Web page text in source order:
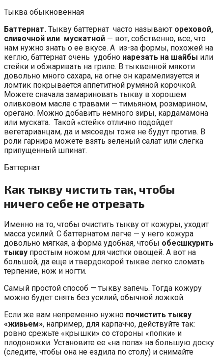
Тыква обыкновенная
Баттернат. Тыкву баттернат часто называют ореховой,
сливочной или мускатной — вот, собственно, все, что
нам нужно знать о ее вкусе. А из-за формы, похожей на
кеглю, баттернат очень удобно нарезать на шайбы или
стейки и обжаривать на гриле. В тыквенной мякоти
довольно много сахара, на огне он карамелизуется и
ломтик покрывается аппетитной румяной корочкой.
Можете сначала замариновать тыкву в хорошем
оливковом масле с травами — тимьяном, розмарином,
орегано. Можно добавить немного зиры, кардамамона
или муската. Такой «стейк» отлично подойдет
вегетарианцам, да и мясоеды тоже не будут против. В
роли гарнира можете взять зеленый салат или слегка
припущенный шпинат.
Баттернат
Как тыкву чистить так, чтобы
ничего себе не отрезать
Именно на то, чтобы очистить тыкву от кожуры, уходит
масса усилий. С баттернатом легче — у него кожура
довольно мягкая, а форма удобная, чтобы обесшкурить
тыкву простым ножом для чистки овощей. А вот на
большой, да еще и твердокорой тыкве легко сломать
терпение, нож и ногти.
Самый простой способ — тыкву запечь. Тогда кожуру
можно будет снять без усилий, обычной ложкой.
Если же вам непременно нужно почистить тыкву
«живьем», например, для карпаччо, действуйте так:
ровно срежьте «крышки» со стороны «попки» и
плодоножки. Установите ее «на попа» на большую доску
(следите, чтобы она не ездила по столу) и снимайте